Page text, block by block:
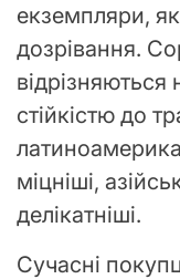
екземпляри,
дозрівання.
стійкістю до
міцніші,
делікатніші.
Сучасні